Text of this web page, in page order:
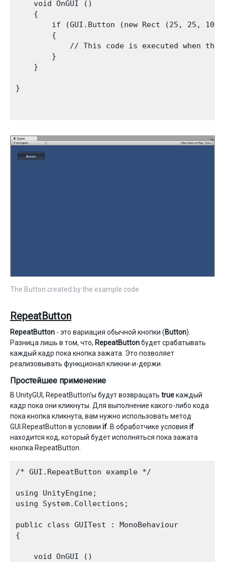
    void OnGUI ()
    {
if (GUI.Button (new Rect (25, 25,
        {
// This code is executed when the
        }
    }
}
The Button created by the example code
RepeatButton
RepeatButton - это вариация обычной кнопки (Button).
Разница лишь в том, что, RepeatButtonбудет срабатывать
каждый кадр пока кнопка зажата. Это позволяет
реализовывать функционал кликни-и-держи.
Простейшее применение
В UnityGUI, RepeatButton’ы будут возвращать trueкаждый
кадр пока они кликнуты. Для выполнение какого-либо кода
пока кнопка кликнута, вам нужно использовать метод
GUI.RepeatButton в условии if . В обработчике условия if
находится код, который будет исполняться пока зажата
кнопка RepeatButton.
/* GUI.RepeatButton example */
using UnityEngine;
using System.Collections;
public class GUITest : MonoBehaviour
{
    void OnGUI ()